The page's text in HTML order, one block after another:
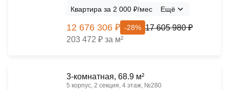
Квартира за 2 000 ₽/мес
Ещё
12 676 306 ₽ -28% 17 605 980 ₽
203 472 ₽ за м²
3-комнатная, 68.9 м²
5 корпус, 2 секция, 4 этаж, №280